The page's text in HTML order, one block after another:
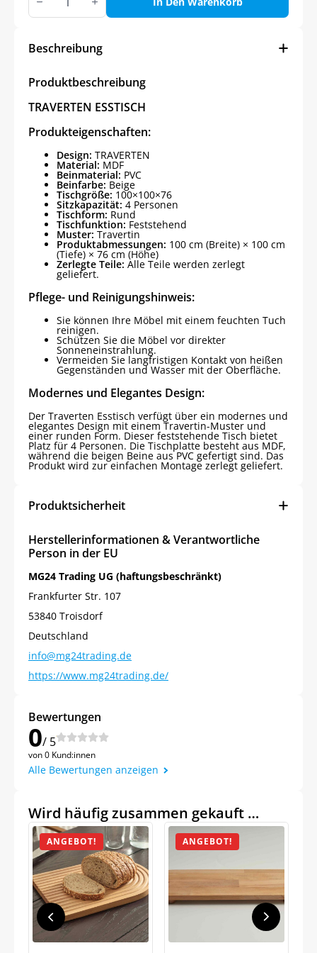
Menge
Beschreibung
Produktbeschreibung
TRAVERTEN ESSTISCH
Produkteigenschaften:
Design: TRAVERTEN
Material: MDF
Beinmaterial: PVC
Beinfarbe: Beige
Tischgröße: 100×100×76
Sitzkapazität: 4 Personen
Tischform: Rund
Tischfunktion: Feststehend
Muster: Travertin
Produktabmessungen: 100 cm (Breite) × 100 cm
(Tiefe) × 76 cm (Höhe)
Zerlegte Teile: Alle Teile werden zerlegt
geliefert.
Pflege- und Reinigungshinweis:
Sie können Ihre Möbel mit einem feuchten Tuch
reinigen.
Schützen Sie die Möbel vor direkter
Sonneneinstrahlung.
Vermeiden Sie langfristigen Kontakt von heißen
Gegenständen und Wasser mit der Oberfläche.
Modernes und Elegantes Design:
Der Traverten Esstisch verfügt über ein modernes und
elegantes Design mit einem Travertin-Muster und
einer runden Form. Dieser feststehende Tisch bietet
Platz für 4 Personen. Die Tischplatte besteht aus MDF,
während die beigen Beine aus PVC gefertigt sind. Das
Produkt wird zur einfachen Montage zerlegt geliefert.
Produktsicherheit
Herstellerinformationen & Verantwortliche
Person in der EU
MG24 Trading UG (haftungsbeschränkt)
Frankfurter Str. 107
53840 Troisdorf
Deutschland
info@mg24trading.de
https://www.mg24trading.de/
Bewertungen
0/ 5
von 0 Kund:innen
Alle Bewertungen anzeigen
Wird häufig zusammen gekauft …
ANGEBOT! ANGEBOT!